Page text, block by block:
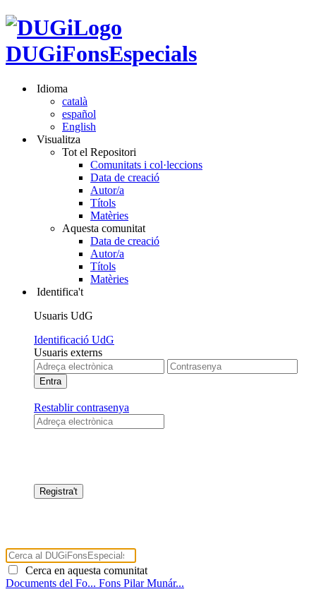
DUGiFonsEspecials
Idioma
català
español
English
Visualitza
Tot el Repositori
Comunitats i col·leccions
Data de creació
Autor/a
Títols
Matèries
Aquesta comunitat
Data de creació
Autor/a
Títols
Matèries
Identifica't
Usuaris UdG
Identificació UdG
Usuaris externs
Restablir contrasenya
Cerca en aquesta comunitat
Documents del Fo... Fons Pilar Munár...